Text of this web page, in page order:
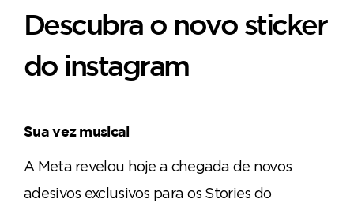
Descubra o novo sticker
do instagram
Sua vez musical
A Meta revelou hoje a chegada de novos
adesivos exclusivos para os Stories do